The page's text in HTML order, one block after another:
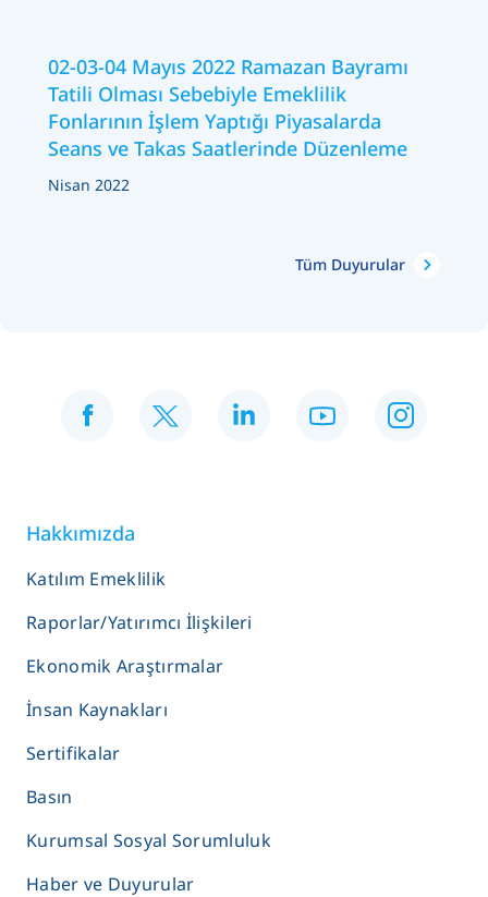
02-03-04 Mayıs 2022 Ramazan Bayramı
Tatili Olması Sebebiyle Emeklilik
Fonlarının İşlem Yaptığı Piyasalarda
Seans ve Takas Saatlerinde Düzenleme
Nisan 2022
Tüm Duyurular
Hakkımızda
Katılım Emeklilik
Raporlar/Yatırımcı İlişkileri
Ekonomik Araştırmalar
İnsan Kaynakları
Sertifikalar
Basın
Kurumsal Sosyal Sorumluluk
Haber ve Duyurular